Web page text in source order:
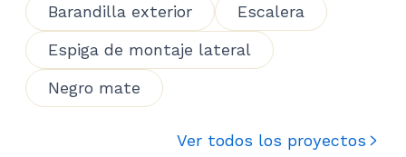
Barandilla exterior
Escalera
Espiga de montaje lateral
Negro mate
Ver todos los proyectos